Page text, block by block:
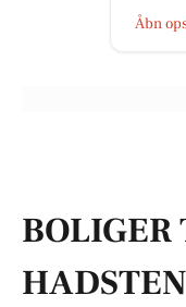
BOLIGER
HADSTEN